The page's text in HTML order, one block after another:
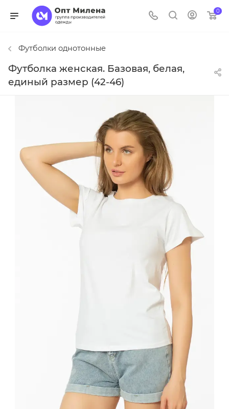
0
Футболки однотонные
Футболка женская. Базовая, белая,
единый размер (42-46)